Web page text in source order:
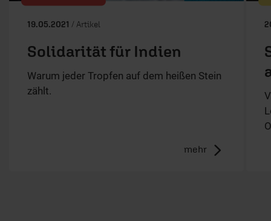
19.05.2021 / Artikel
Solidarität für Indien
Warum jeder Tropfen auf dem heißen Stein
zählt.
mehr